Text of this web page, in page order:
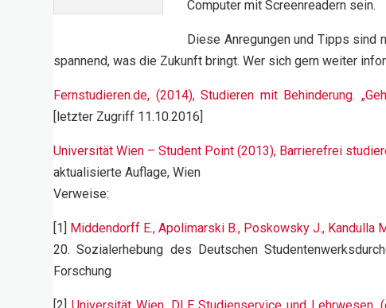
Computer mit Screenreadern sein.
Diese Anregungen und Tipps sind
spannend, was die Zukunft bringt. Wer sich gern weiter
Fernstudieren.de, (2014), Studieren mit Behinderung.
[letzter Zugriff 11.10.2016]
Universität Wien – Student Point (2013), Barrierefrei
aktualisierte Auflage, Wien
Verweise:
[1] Middendorff E., Apolimarski B., Poskowsky J.,
20. Sozialerhebung des Deutschen
Forschung